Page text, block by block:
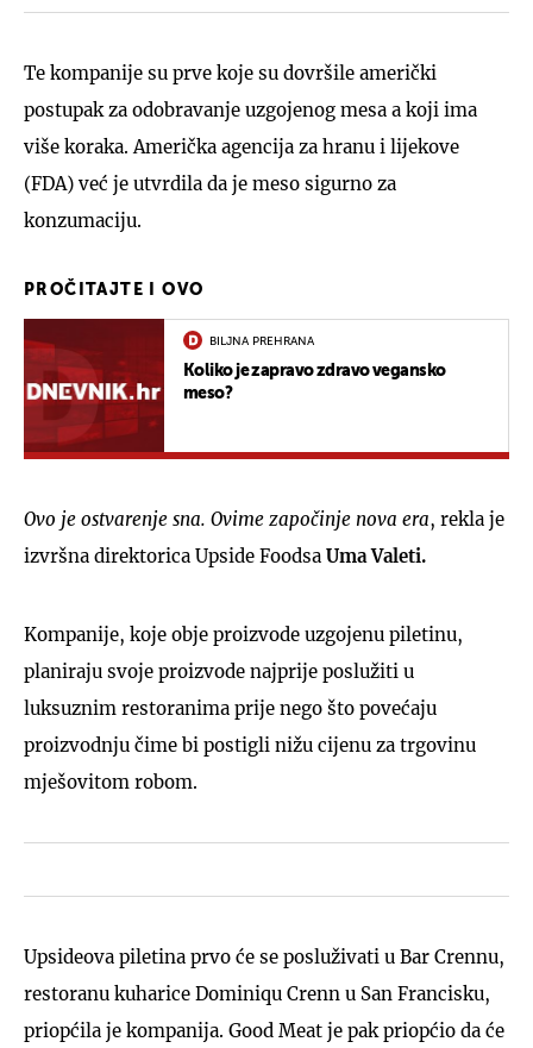
Te kompanije su prve koje su dovršile američki
postupak za odobravanje uzgojenog mesa a koji ima
više koraka. Američka agencija za hranu i lijekove
(FDA) već je utvrdila da je meso sigurno za
konzumaciju.
PROČITAJTE I OVO
BILJNA PREHRANA
Koliko je zapravo zdravo vegansko
meso?
Ovo je ostvarenje sna. Ovime započinje nova era, rekla je
izvršna direktorica Upside Foodsa Uma Valeti.
Kompanije, koje obje proizvode uzgojenu piletinu,
planiraju svoje proizvode najprije poslužiti u
luksuznim restoranima prije nego što povećaju
proizvodnju čime bi postigli nižu cijenu za trgovinu
mješovitom robom.
Upsideova piletina prvo će se posluživati u Bar Crennu,
restoranu kuharice Dominiqu Crenn u San Francisku,
priopćila je kompanija. Good Meat je pak priopćio da će